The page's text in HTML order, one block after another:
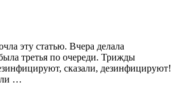
эту статью. Вчера делала
третья по очереди. Трижды
сказали, дезинфицируют!
…